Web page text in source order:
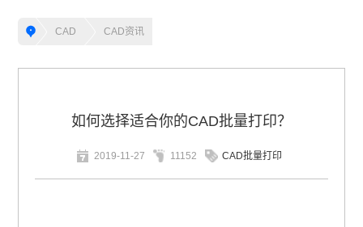
CAD CAD资讯
如何选择适合你的CAD批量打印？
2019-11-27 11152 CAD批量打印